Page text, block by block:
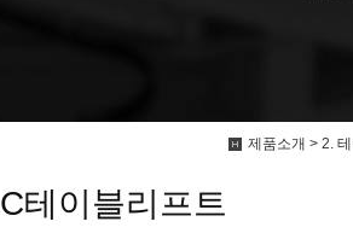
제품소개 > 2.
테이블리프트